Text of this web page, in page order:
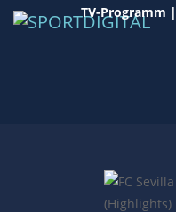
TV-Programm |